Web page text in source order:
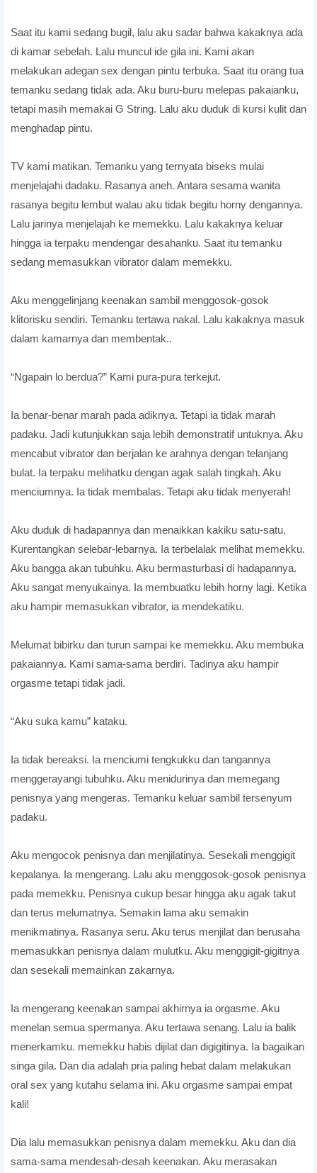
Saat itu kami sedang bugil, lalu aku sadar bahwa kakaknya ada
di kamar sebelah. Lalu muncul ide gila ini. Kami akan
melakukan adegan sex dengan pintu terbuka. Saat itu orang tua
temanku sedang tidak ada. Aku buru-buru melepas pakaianku,
tetapi masih memakai G String. Lalu aku duduk di kursi kulit dan
menghadap pintu.
TV kami matikan. Temanku yang ternyata biseks mulai
menjelajahi dadaku. Rasanya aneh. Antara sesama wanita
rasanya begitu lembut walau aku tidak begitu horny dengannya.
Lalu jarinya menjelajah ke memekku. Lalu kakaknya keluar
hingga ia terpaku mendengar desahanku. Saat itu temanku
sedang memasukkan vibrator dalam memekku.
Aku menggelinjang keenakan sambil menggosok-gosok
klitorisku sendiri. Temanku tertawa nakal. Lalu kakaknya masuk
dalam kamarnya dan membentak..
“Ngapain lo berdua?” Kami pura-pura terkejut.
Ia benar-benar marah pada adiknya. Tetapi ia tidak marah
padaku. Jadi kutunjukkan saja lebih demonstratif untuknya. Aku
mencabut vibrator dan berjalan ke arahnya dengan telanjang
bulat. Ia terpaku melihatku dengan agak salah tingkah. Aku
menciumnya. Ia tidak membalas. Tetapi aku tidak menyerah!
Aku duduk di hadapannya dan menaikkan kakiku satu-satu.
Kurentangkan selebar-lebarnya. Ia terbelalak melihat memekku.
Aku bangga akan tubuhku. Aku bermasturbasi di hadapannya.
Aku sangat menyukainya. Ia membuatku lebih horny lagi. Ketika
aku hampir memasukkan vibrator, ia mendekatiku.
Melumat bibirku dan turun sampai ke memekku. Aku membuka
pakaiannya. Kami sama-sama berdiri. Tadinya aku hampir
orgasme tetapi tidak jadi.
“Aku suka kamu” kataku.
Ia tidak bereaksi. Ia menciumi tengkukku dan tangannya
menggerayangi tubuhku. Aku menidurinya dan memegang
penisnya yang mengeras. Temanku keluar sambil tersenyum
padaku.
Aku mengocok penisnya dan menjilatinya. Sesekali menggigit
kepalanya. Ia mengerang. Lalu aku menggosok-gosok penisnya
pada memekku. Penisnya cukup besar hingga aku agak takut
dan terus melumatnya. Semakin lama aku semakin
menikmatinya. Rasanya seru. Aku terus menjilat dan berusaha
memasukkan penisnya dalam mulutku. Aku menggigit-gigitnya
dan sesekali memainkan zakarnya.
Ia mengerang keenakan sampai akhirnya ia orgasme. Aku
menelan semua spermanya. Aku tertawa senang. Lalu ia balik
menerkamku. memekku habis dijilat dan digigitinya. Ia bagaikan
singa gila. Dan dia adalah pria paling hebat dalam melakukan
oral sex yang kutahu selama ini. Aku orgasme sampai empat
kali!
Dia lalu memasukkan penisnya dalam memekku. Aku dan dia
sama-sama mendesah-desah keenakan. Aku merasakan